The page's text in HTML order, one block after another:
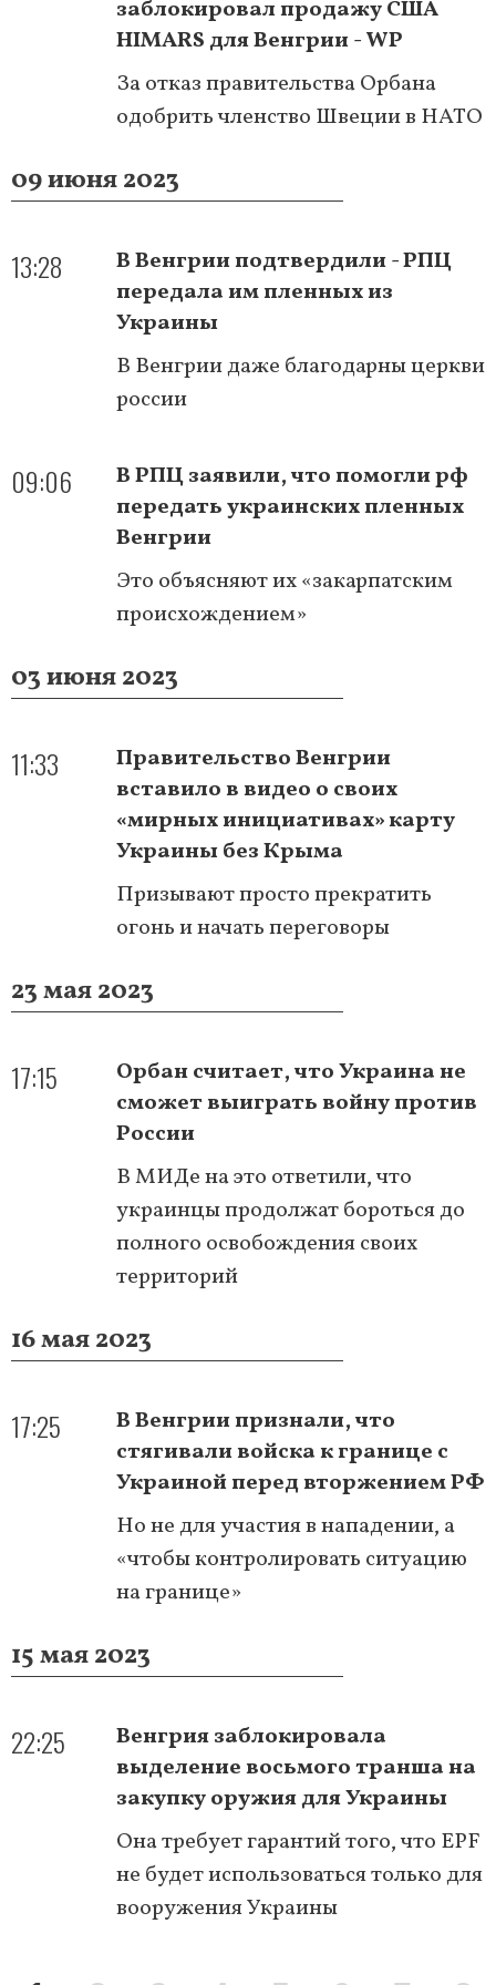
заблокировал продажу США
HIMARS для Венгрии - WP
За отказ правительства Орбана
одобрить членство Швеции в НАТО
09 июня 2023
13:28
В Венгрии подтвердили - РПЦ
передала им пленных из
Украины
В Венгрии даже благодарны церкви
россии
09:06
В РПЦ заявили, что помогли рф
передать украинских пленных
Венгрии
Это объясняют их «закарпатским
происхождением»
03 июня 2023
11:33
Правительство Венгрии
вставило в видео о своих
«мирных инициативах» карту
Украины без Крыма
Призывают просто прекратить
огонь и начать переговоры
23 мая 2023
17:15
Орбан считает, что Украина не
сможет выиграть войну против
России
В МИДе на это ответили, что
украинцы продолжат бороться до
полного освобождения своих
территорий
16 мая 2023
17:25
В Венгрии признали, что
стягивали войска к границе с
Украиной перед вторжением РФ
Но не для участия в нападении, а
«чтобы контролировать ситуацию
на границе»
15 мая 2023
22:25
Венгрия заблокировала
выделение восьмого транша на
закупку оружия для Украины
Она требует гарантий того, что EPF
не будет использоваться только для
вооружения Украины